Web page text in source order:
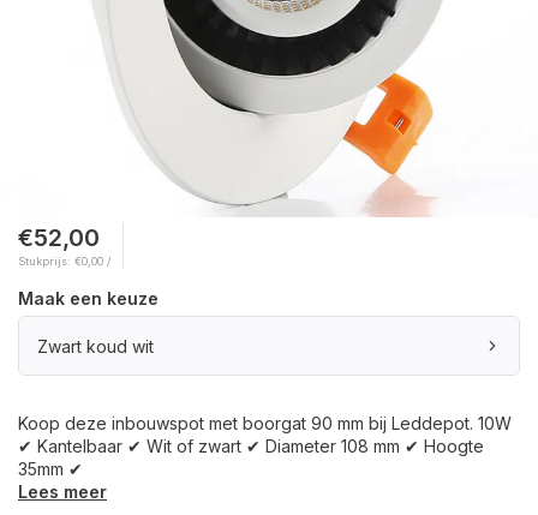
€52,00
Stukprijs: €0,00 /
Maak een keuze
Zwart koud wit
Koop deze inbouwspot met boorgat 90 mm bij Leddepot. 10W
✔ Kantelbaar ✔ Wit of zwart ✔ Diameter 108 mm ✔ Hoogte
35mm ✔
Lees meer